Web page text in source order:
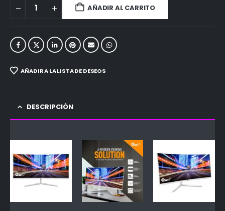
AÑADIR AL CARRITO
AÑADIR A LA LISTA DE DESEOS
DESCRIPCIÓN